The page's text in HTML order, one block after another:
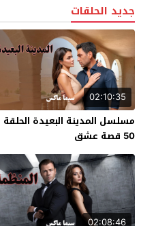
جديد الحلقات
02:10:35
مسلسل المدينة البعيدة الحلقة
50 قصة عشق
02:08:46